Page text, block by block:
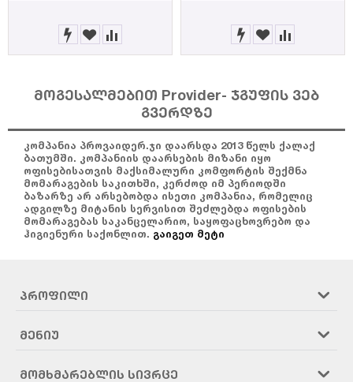
მოგესალმებით Provider- ჯგუფის ვებ
გვერდზე
კომპანია პროვაიდერ.ჯი დაარსდა 2013 წელს ქალაქ
ბათუმში. კომპანიის დაარსების მიზანი იყო
ოფისებისათვის მაქსიმალური კომფორტის შექმნა
მომარაგების საკითხში, კერძოდ იმ პერიოდში
ბაზარზე არ არსებობდა ისეთი კომპანია, რომელიც
ადგილზე მიტანის სერვისით შეძლებდა ოფისების
მომარაგებას საკანცელარიო, საყოფაცხოვრებო და
ჰიგიენური საქონლით. გაიგეთ მეტი
ᲞᲠᲝᲤᲘᲚᲘ
ᲛᲔᲜᲘᲣ
ᲛᲝᲛᲮᲛᲐᲠᲔᲑᲚᲘᲡ ᲡᲘᲕᲠᲪᲔ